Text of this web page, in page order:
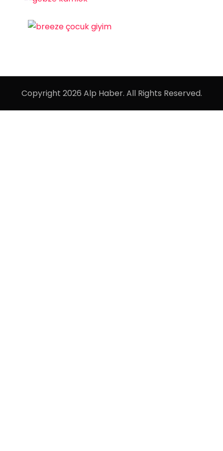
Copyright 2026 Alp Haber. All Rights Reserved.